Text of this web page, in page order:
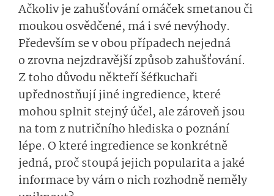
Ačkoliv je zahušťování omáček smetanou či
moukou osvědčené, má i své nevýhody.
Především se v obou případech nejedná
o zrovna nejzdravější způsob zahušťování.
Z toho důvodu někteří šéfkuchaři
upřednostňují jiné ingredience, které
mohou splnit stejný účel, ale zároveň jsou
na tom z nutričního hlediska o poznání
lépe. O které ingredience se konkrétně
jedná, proč stoupá jejich popularita a jaké
informace by vám o nich rozhodně neměly